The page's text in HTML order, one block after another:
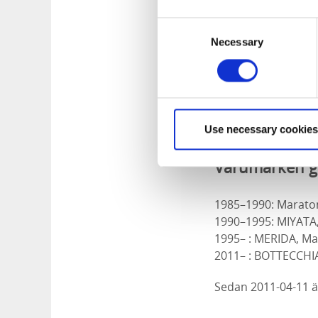
Necessary
Use necessary
snabbt och några
ett abrupt slut
Något år senare
Cykel & Sport i
I slutet av 80-
blev starten på en
Varumärken
1985–1990:
1990–1995:
1995– : MERIDA,
2011– :
Sedan 2011-04-11